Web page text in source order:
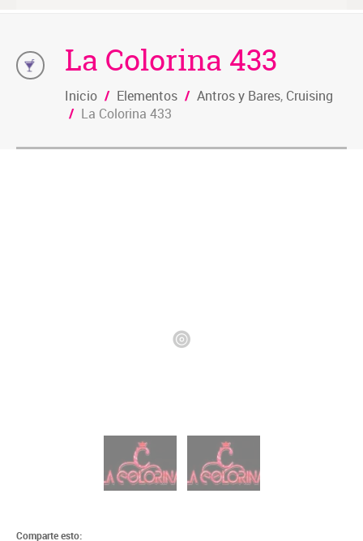
La Colorina 433
Inicio / Elementos / Antros y Bares, Cruising
/ La Colorina 433
Comparte esto: